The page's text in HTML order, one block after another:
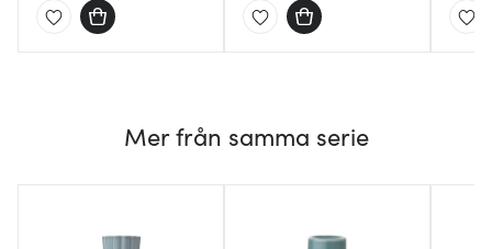
Mer från samma serie